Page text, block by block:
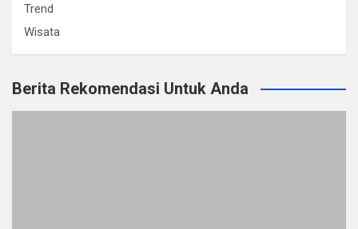
Trend
Wisata
Berita Rekomendasi Untuk Anda